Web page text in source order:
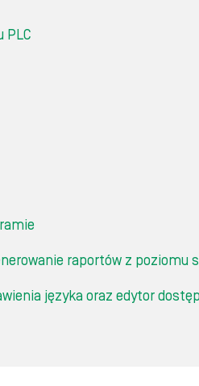
PLC
raportów z poziomu
języka oraz edytor